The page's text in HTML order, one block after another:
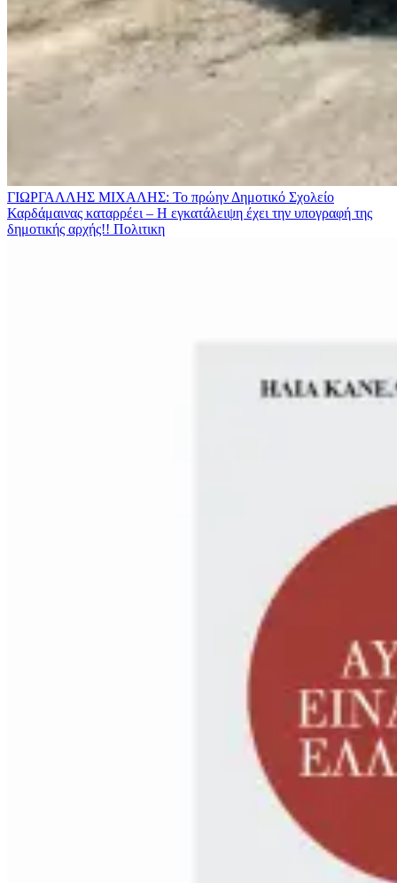
ΓΙΩΡΓΑΛΛΗΣ ΜΙΧΑΛΗΣ: Το πρώην Δημοτικό Σχολείο
Καρδάμαινας καταρρέει – Η εγκατάλειψη έχει την υπογραφή της
δημοτικής αρχής!! Πολιτικη